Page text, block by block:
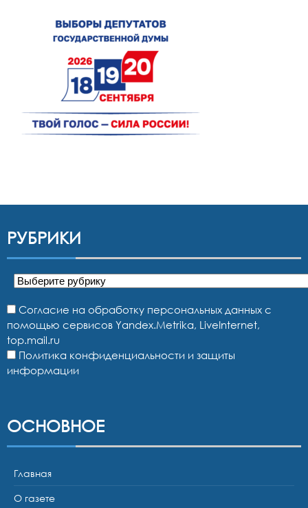
РУБРИКИ
Рубрики
Согласие на обработку персональных данных с
помощью сервисов Yandex.Metrika, LiveInternet,
top.mail.ru
Политика конфиденциальности и защиты
информации
ОСНОВНОЕ
Главная
О газете